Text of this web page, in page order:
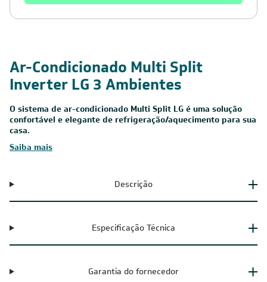
Ar-Condicionado Multi Split
Inverter LG 3 Ambientes
O sistema de ar-condicionado Multi Split LG é uma solução
confortável e elegante de refrigeração/aquecimento para sua
casa.
Saiba mais
Descrição
Especificação Técnica
Garantia do fornecedor